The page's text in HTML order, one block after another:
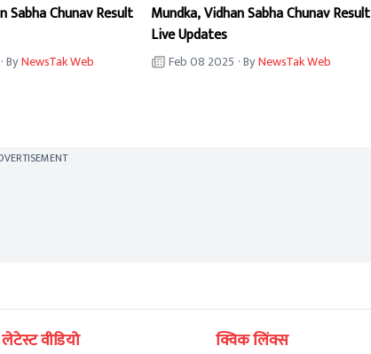
Sabha Chunav Result
· ByNewsTak Web
Mundka, Vidhan Sabha Chunav Result
Live Updates
Feb 08 2025 · ByNewsTak Web
लेटेस्ट वीडियो क्विक लिंक्स